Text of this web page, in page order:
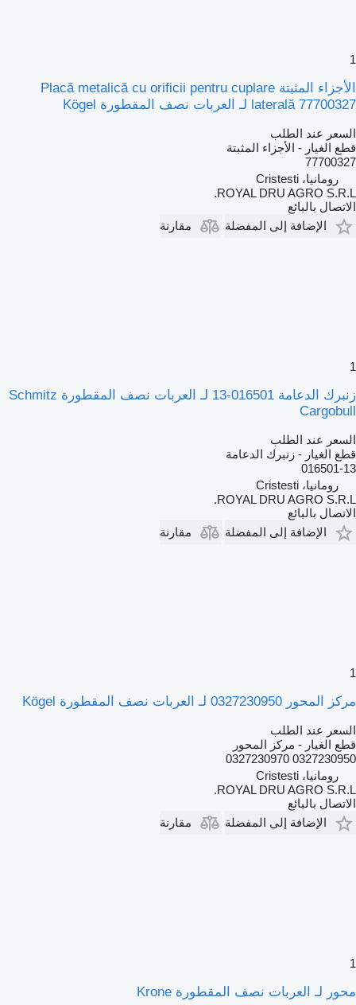
1
الأجزاء المثبتة Placă metalică cu orificii pentru cuplare
laterală 77700327 لـ العربات نصف المقطورة Kögel
السعر عند الطلب
قطع الغيار - الأجزاء المثبتة
77700327
رومانيا، Cristesti
ROYAL DRU AGRO S.R.L.
الاتصال بالبائع
الإضافة إلى المفضلة
مقارنة
1
زنبرك الدعامة 016501-13 لـ العربات نصف المقطورة Schmitz
Cargobull
السعر عند الطلب
قطع الغيار - زنبرك الدعامة
016501-13
رومانيا، Cristesti
ROYAL DRU AGRO S.R.L.
الاتصال بالبائع
الإضافة إلى المفضلة
مقارنة
1
مركز المحور 0327230950 لـ العربات نصف المقطورة Kögel
السعر عند الطلب
قطع الغيار - مركز المحور
0327230950 0327230970
رومانيا، Cristesti
ROYAL DRU AGRO S.R.L.
الاتصال بالبائع
الإضافة إلى المفضلة
مقارنة
1
محور لـ العربات نصف المقطورة Krone